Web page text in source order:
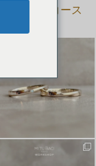
アリングコース